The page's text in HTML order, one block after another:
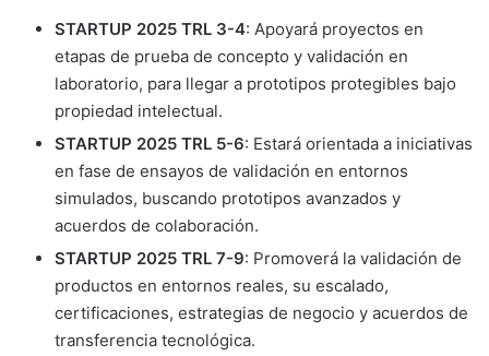
STARTUP 2025 TRL 3-4: Apoyará proyectos en
etapas de prueba de concepto y validación en
laboratorio, para llegar a prototipos protegibles bajo
propiedad intelectual.
STARTUP 2025 TRL 5-6: Estará orientada a iniciativas
en fase de ensayos de validación en entornos
simulados, buscando prototipos avanzados y
acuerdos de colaboración.
STARTUP 2025 TRL 7-9: Promoverá la validación de
productos en entornos reales, su escalado,
certificaciones, estrategias de negocio y acuerdos de
transferencia tecnológica.